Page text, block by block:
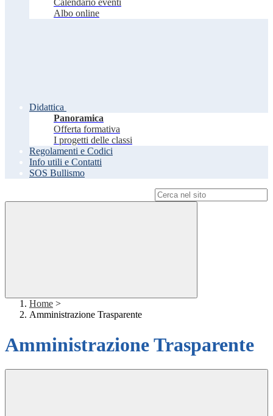
Calendario eventi
Albo online
Didattica
Panoramica
Offerta formativa
I progetti delle classi
Regolamenti e Codici
Info utili e Contatti
SOS Bullismo
Home >
Amministrazione Trasparente
Amministrazione Trasparente